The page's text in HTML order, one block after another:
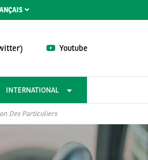
Youtube
INTERNATIONAL
Des Particuliers